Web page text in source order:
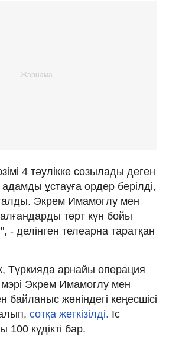
4 тәулікке созылады деген
ұстауға ордер берілді,
Экрем Имамоглу мен
төрт күн бойы
- делінген телеарна таратқан
Түркияда арнайы операция
мэрі Экрем Имамоглу мен
байланыс жөніндегі кеңесшісі
сотқа жеткізілді. Іс
күдікті бар.